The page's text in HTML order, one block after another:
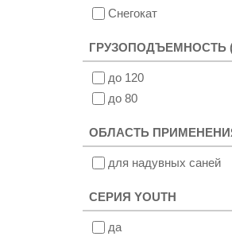
Снегокат
ГРУЗОПОДЪЕМНОСТЬ
до 120
до 80
ОБЛАСТЬ
для надувных саней
СЕРИЯ YOUTH
да